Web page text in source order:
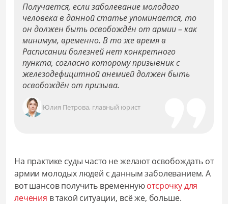
Получается, если заболевание молодого
человека в данной статье упоминается, то
он должен быть освобождён от армии – как
минимум, временно. В то же время в
Расписании болезней нет конкретного
пункта, согласно которому призывник с
железодефицитной анемией должен быть
освобождён от призыва.
Юлия Петрова, главный юрист
На практике суды часто не желают освобождать от
армии молодых людей с данным заболеванием. А
вот шансов получить временнуюотсрочку для
лечения в такой ситуации, всё же, больше.